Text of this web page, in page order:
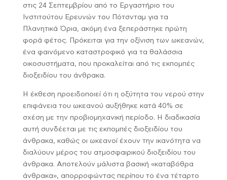
στις 24 Σεπτεμβρίου από το Εργαστήριο του
Ινστιτούτου Ερευνών του Πότσνταμ για τα
Πλανητικά Όρια, ακόμη ένα ξεπεράστηκε πρώτη
φορά φέτος. Πρόκειται για την οξίνιση των ωκεανών,
ένα φαινόμενο καταστροφικό για τα θαλάσσια
οικοσυστήματα, που προκαλείται από τις εκπομπές
διοξειδίου του άνθρακα.
Η έκθεση προειδοποιεί ότι η οξύτητα του νερού στην
επιφάνεια του ωκεανού αυξήθηκε κατά 40% σε
σχέση με την προβιομηχανική περίοδο. Η διαδικασία
αυτή συνδέεται με τις εκπομπές διοξειδίου του
άνθρακα, καθώς οι ωκεανοί έχουν την ικανότητα να
διαλύουν μέρος του ατμοσφαιρικού διοξειδίου του
άνθρακα. Αποτελούν μάλιστα βασική «καταβόθρα
άνθρακα», απορροφώντας περίπου το ένα τέταρτο